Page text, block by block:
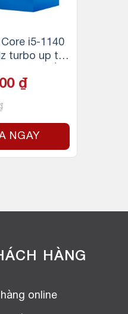
i5-1140
turbo up to
65W)
₫
NGAY
HÀNG
online